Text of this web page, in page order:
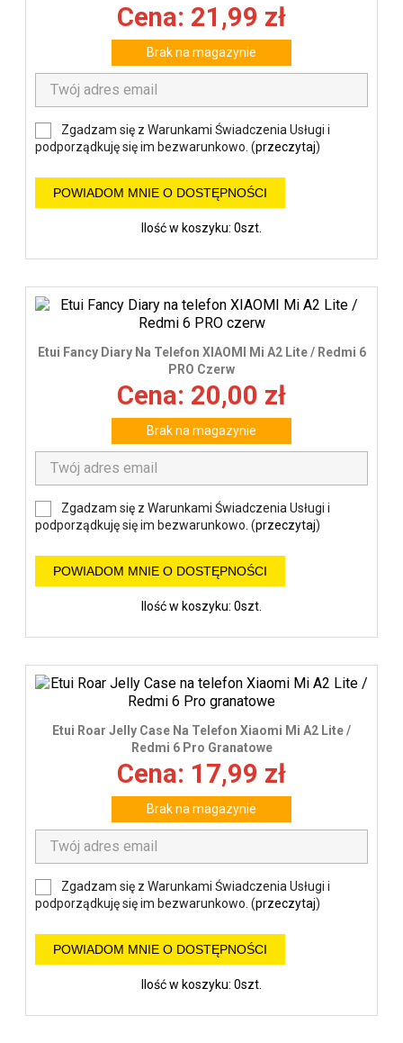
Cena: 21,99 zł
Brak na magazynie
Zgadzam się z Warunkami Świadczenia Usługi i
podporządkuję się im bezwarunkowo. (przeczytaj)
POWIADOM MNIE O DOSTĘPNOŚCI
Ilość w koszyku: 0szt.
Etui Fancy Diary Na Telefon XIAOMI Mi A2 Lite / Redmi 6
PRO Czerw
Cena: 20,00 zł
Brak na magazynie
Zgadzam się z Warunkami Świadczenia Usługi i
podporządkuję się im bezwarunkowo. (przeczytaj)
POWIADOM MNIE O DOSTĘPNOŚCI
Ilość w koszyku: 0szt.
Etui Roar Jelly Case Na Telefon Xiaomi Mi A2 Lite /
Redmi 6 Pro Granatowe
Cena: 17,99 zł
Brak na magazynie
Zgadzam się z Warunkami Świadczenia Usługi i
podporządkuję się im bezwarunkowo. (przeczytaj)
POWIADOM MNIE O DOSTĘPNOŚCI
Ilość w koszyku: 0szt.